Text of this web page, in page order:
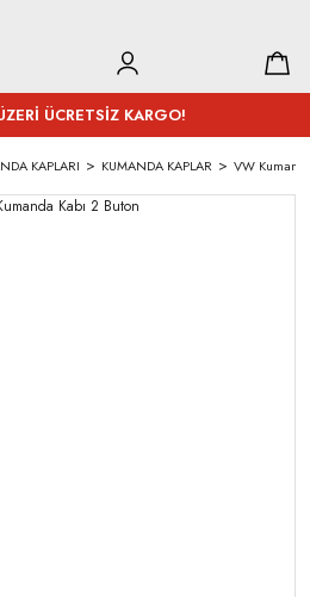
ÜCRETSİZ KARGO!
KAPLARI KUMANDA KAPLAR VW